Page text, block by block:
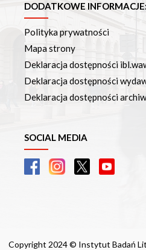
DODATKOWE INFORMACJE:
Polityka prywatności
Mapa strony
Deklaracja dostępności
Deklaracja dostępności
Deklaracja dostępności
SOCIAL MEDIA
Copyright 2024 © Instytut Badań